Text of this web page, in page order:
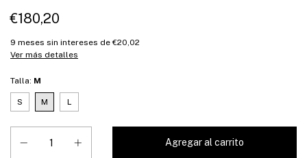
€180,20
9 meses sin intereses de €20,02
Ver más detalles
Talla: M
S M L